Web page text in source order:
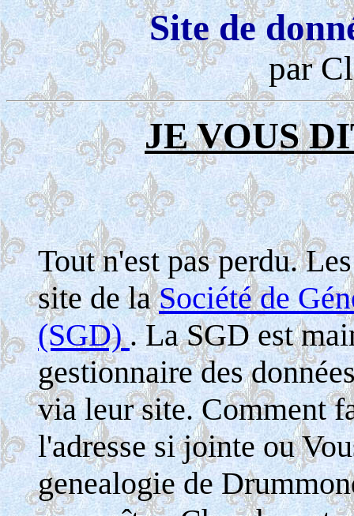
Site de
par
JE VOUS
Tout n'est pas perdu.
site de laSociété de
(SGD). La SGD est
gestionnaire des
via leur site. Comment
l'adresse si jointe ou
genealogie de